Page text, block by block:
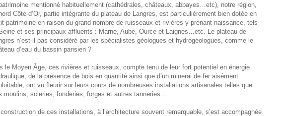
mentionné habituellement (cathédrales, châteaux, abbayes…etc), notre région,
Côte-d’Or, partie intégrante du plateau de Langres, est particulièrement bien dotée en
patrimoine en raison du grand nombre de ruisseaux et rivières y prenant naissance, tels
et ses principaux affluents : Marne, Aube, Ource et Laignes…etc. Le plateau de
n’est-il pas considéré par les spécialistes géologues et hydrogéologues, comme le
d’eau du bassin parisien ?
le Moyen Âge, ces rivières et ruisseaux, compte tenu de leur fort potentiel en énergie
de la présence de bois en quantité ainsi que d’un minerai de fer aisément
ont vu fleurir sur leurs cours de nombreuses installations artisanales telles que
moulins, scieries, fonderies, forges et autres tanneries…
de ces installations, à l’architecture souvent remarquable, s’est accompagnée